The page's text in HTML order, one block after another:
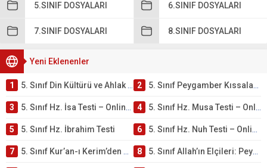
5.SINIF DOSYALARI 6.SINIF DOSYALARI
7.SINIF DOSYALARI 8.SINIF DOSYALARI
Yeni Eklenenler
1 5. Sınıf Din Kültürü ve Ahlak Bilgisi 4. Ünite: Peygamber Kıssaları Çalışmaları 2 5. Sınıf Peygamber Kıssaları Ünite Testi – Online Çöz
3 5. Sınıf Hz. İsa Testi – Online Çöz 4 5. Sınıf Hz. Musa Testi – Online Çöz
5 5. Sınıf Hz. İbrahim Testi 6 5. Sınıf Hz. Nuh Testi – Online Çöz
7 5. Sınıf Kur’an-ı Kerim’den Öğütler – Peygamber Kıssaları Testi – Online Çöz 8 5. Sınıf Allah’ın Elçileri: Peygamberler Testi – Online Çöz